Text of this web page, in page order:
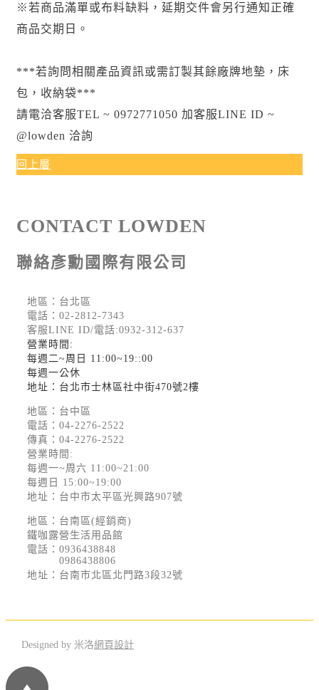
※若商品滿單或布料缺料，延期交件會另行通知正確
商品交期日。
***若詢問相關產品資訊或需訂製其餘廠牌地墊，床
包，收納袋***
請電洽客服TEL ~ 0972771050 加客服LINE ID ~
@lowden 洽詢
回上層
CONTACT LOWDEN
聯絡彥勳國際有限公司
地區：台北區
電話： 02-2812-7343
客服LINE ID/電話:0932-312-637
營業時間:
每週二~周日 11:00~19::00
每週一公休
地址：台北市士林區社中街470號2樓
地區：台中區
電話： 04-2276-2522
傳真：04-2276-2522
營業時間:
每週一~周六 11:00~21:00
每週日 15:00~19:00
地址：台中市太平區光興路907號
地區：台南區(經銷商)
鐵咖露營生活用品館
電話： 0936438848
0986438806
地址：台南市北區北門路3段32號
Designed by 米洛網頁設計